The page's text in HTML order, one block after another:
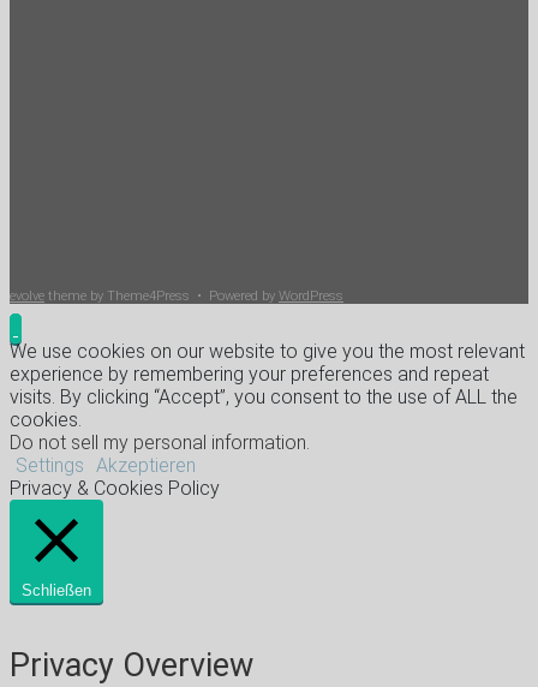
evolve theme by Theme4Press • Powered by WordPress
We use cookies on our website to give you the most relevant
experience by remembering your preferences and repeat
visits. By clicking “Accept”, you consent to the use of ALL the
cookies.
Do not sell my personal information.
Settings Akzeptieren
Privacy & Cookies Policy
Schließen
Privacy Overview